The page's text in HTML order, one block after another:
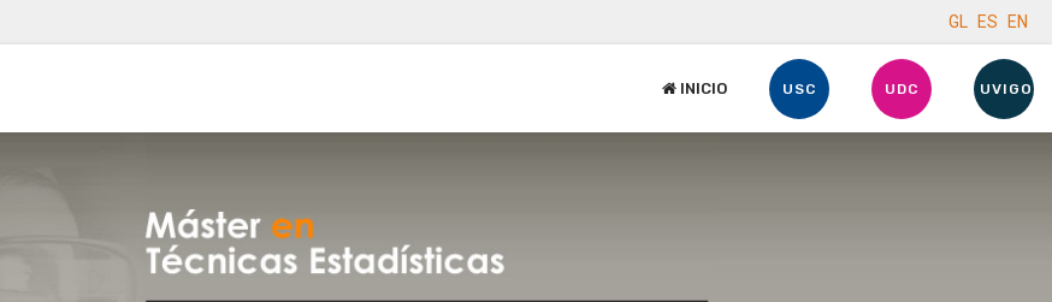
GL ES EN
INICIO USC UDC UVIGO